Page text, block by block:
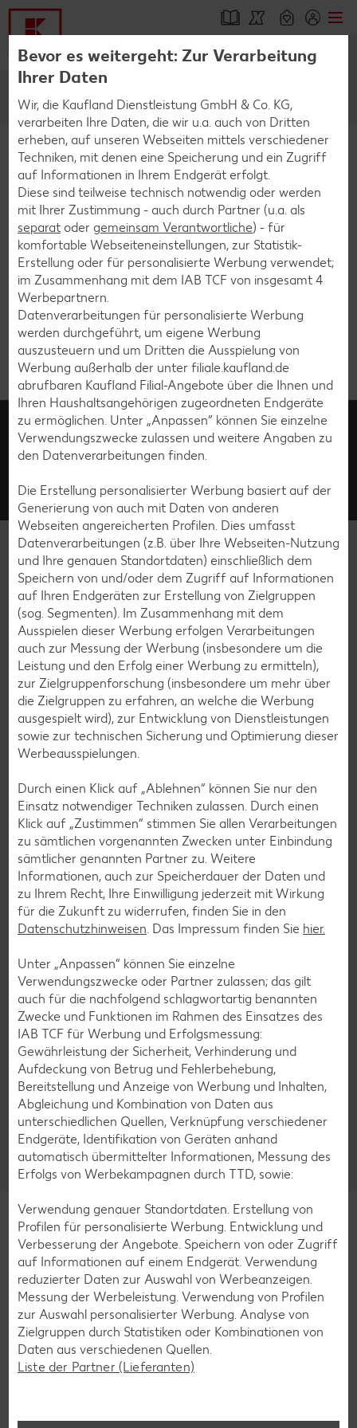
Springe zu
Hauptinhalt
Footer
Schwebender Seitenbereich
Online-Marktplatz Filial-Angebote
Startseite suche
Suchen Suchen
Keine Ergebnisse
Zu deiner Suchanfrage konnten leider keine
Treffer gefunden werden.
Kundenmanagement
0800 / 15 28 352
Fragen rund um unsere Filialen? Unter der kostenfreien Rufnummer stehen wir von
Kontakt Häufige Fragen
filiale.kaufland.de
Service
Unternehmen
Online-Marktplatz Kaufland.de
Abonniere unseren Kaufland-
Newsletter
Jetzt kostenlos anmelden und mehr entdecken. Wir freuen
uns!
Deine E-Mail-Adresse
Anmelden
Werde Teil der Kaufland Community und
folge uns hier:
Facebook YouTube Xing InstagramLinkedIn
Kununu Tiktok Giphy WhatsApp
Impressum Datenschutzhinweise
Cookie-Hinweise
Barrierefreiheitserklärung
*Aktionsware kann aufgrund begrenzter Vorratsmengen bereits im Laufe
des ersten Angebotstages ausverkauft sein.
Bevor es weitergeht: Zur Verarbeitung
Ihrer Daten
Wir, die Kaufland Dienstleistung GmbH & Co. KG,
verarbeiten Ihre Daten, die wir u.a. auch von Dritten
erheben, auf unseren Webseiten mittels verschiedener
Techniken, mit denen eine Speicherung und ein Zugriff
auf Informationen in Ihrem Endgerät erfolgt.
Diese sind teilweise technisch notwendig oder werden
mit Ihrer Zustimmung - auch durch Partner (u.a. als
separat oder gemeinsam Verantwortliche) - für
komfortable Webseiteneinstellungen, zur Statistik-
Erstellung oder für personalisierte Werbung verwendet;
im Zusammenhang mit dem IAB TCF von insgesamt 4
Werbepartnern.
Datenverarbeitungen für personalisierte Werbung
werden durchgeführt, um eigene Werbung
auszusteuern und um Dritten die Ausspielung von
Werbung außerhalb der unter filiale.kaufland.de
abrufbaren Kaufland Filial-Angebote über die Ihnen und
Ihren Haushaltsangehörigen zugeordneten Endgeräte
zu ermöglichen. Unter „Anpassen“ können Sie einzelne
Verwendungszwecke zulassen und weitere Angaben zu
den Datenverarbeitungen finden.
Die Erstellung personalisierter Werbung basiert auf der
Generierung von auch mit Daten von anderen
Webseiten angereicherten Profilen. Dies umfasst
Datenverarbeitungen (z.B. über Ihre Webseiten-Nutzung
und Ihre genauen Standortdaten) einschließlich dem
Speichern von und/oder dem Zugriff auf Informationen
auf Ihren Endgeräten zur Erstellung von Zielgruppen
(sog. Segmenten). Im Zusammenhang mit dem
Ausspielen dieser Werbung erfolgen Verarbeitungen
auch zur Messung der Werbung (insbesondere um die
Leistung und den Erfolg einer Werbung zu ermitteln),
zur Zielgruppenforschung (insbesondere um mehr über
die Zielgruppen zu erfahren, an welche die Werbung
ausgespielt wird), zur Entwicklung von Dienstleistungen
sowie zur technischen Sicherung und Optimierung dieser
Werbeausspielungen.
Durch einen Klick auf „Ablehnen“ können Sie nur den
Einsatz notwendiger Techniken zulassen. Durch einen
Klick auf „Zustimmen“ stimmen Sie allen Verarbeitungen
zu sämtlichen vorgenannten Zwecken unter Einbindung
sämtlicher genannten Partner zu. Weitere
Informationen, auch zur Speicherdauer der Daten und
zu Ihrem Recht, Ihre Einwilligung jederzeit mit Wirkung
für die Zukunft zu widerrufen, finden Sie in den
Datenschutzhinweisen. Das Impressum finden Sie hier.
Unter „Anpassen“ können Sie einzelne
Verwendungszwecke oder Partner zulassen; das gilt
auch für die nachfolgend schlagwortartig benannten
Zwecke und Funktionen im Rahmen des Einsatzes des
IAB TCF für Werbung und Erfolgsmessung:
Gewährleistung der Sicherheit, Verhinderung und
Aufdeckung von Betrug und Fehlerbehebung,
Bereitstellung und Anzeige von Werbung und Inhalten,
Abgleichung und Kombination von Daten aus
unterschiedlichen Quellen, Verknüpfung verschiedener
Endgeräte, Identifikation von Geräten anhand
automatisch übermittelter Informationen, Messung des
Erfolgs von Werbekampagnen durch TTD, sowie:
Verwendung genauer Standortdaten. Erstellung von
Profilen für personalisierte Werbung. Entwicklung und
Verbesserung der Angebote. Speichern von oder Zugriff
auf Informationen auf einem Endgerät. Verwendung
reduzierter Daten zur Auswahl von Werbeanzeigen.
Messung der Werbeleistung. Verwendung von Profilen
zur Auswahl personalisierter Werbung. Analyse von
Zielgruppen durch Statistiken oder Kombinationen von
Daten aus verschiedenen Quellen.
Liste der Partner (Lieferanten)